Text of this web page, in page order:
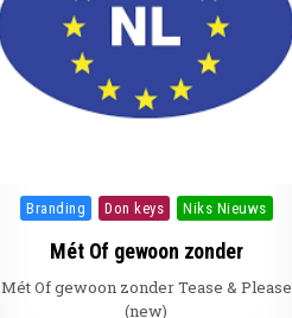
Posted in
Branding Don keys Niks Nieuws
Mét Of gewoon zonder
Mét Of gewoon zonder Tease & Please
(new)